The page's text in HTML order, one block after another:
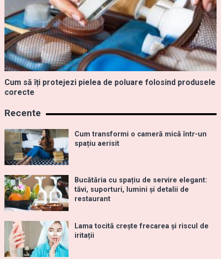
Cum să îți protejezi pielea de poluare folosind produsele
corecte
Recente
Cum transformi o cameră mică într-un
spațiu aerisit
Bucătăria cu spațiu de servire elegant:
tăvi, suporturi, lumini și detalii de
restaurant
Lama tocită crește frecarea și riscul de
iritații